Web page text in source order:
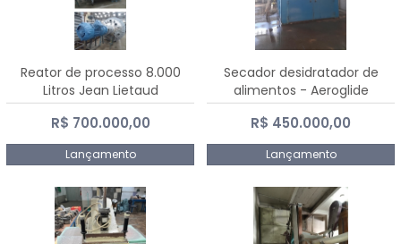
Reator de processo 8.000
Litros Jean Lietaud
R$ 700.000,00
Lançamento
Secador desidratador de
alimentos - Aeroglide
R$ 450.000,00
Lançamento